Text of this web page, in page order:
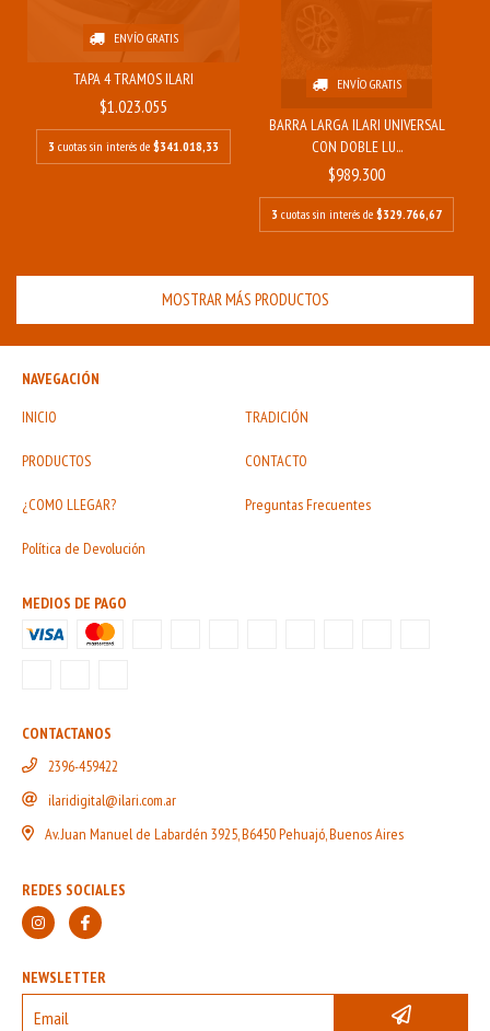
ENVÍO GRATIS
TAPA 4 TRAMOS ILARI
$1.023.055
3 cuotas sin interés de $341.018,33
ENVÍO GRATIS
BARRA LARGA ILARI UNIVERSAL
CON DOBLE LU...
$989.300
3 cuotas sin interés de $329.766,67
MOSTRAR MÁS PRODUCTOS
NAVEGACIÓN
INICIO
TRADICIÓN
PRODUCTOS CONTACTO
¿COMO LLEGAR? Preguntas Frecuentes
Política de Devolución
MEDIOS DE PAGO
CONTACTANOS
2396-459422
ilaridigital@ilari.com.ar
Av. Juan Manuel de Labardén 3925, B6450 Pehuajó, Buenos Aires
REDES SOCIALES
NEWSLETTER